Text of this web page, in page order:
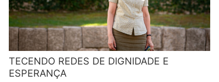
TECENDO REDES DE DIGNIDADE E
ESPERANÇA